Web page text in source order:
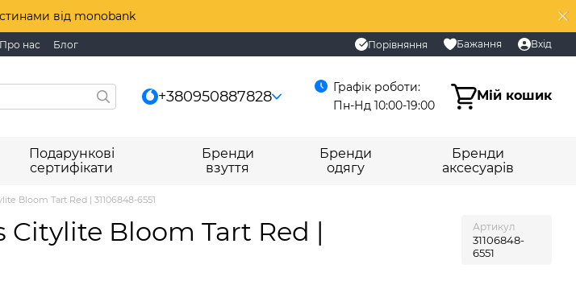
від monobank
Про нас Блог Порівняння Бажання Вхід
+380950887828
Графік роботи:
Пн-Нд 10:00-19:00
Мій кошик
Подарункові
сертифікати
Бренди
взуття
Бренди
одягу
Бренди
аксесуарів
Bloom Tart Red | 31106848-6551
Bloom Tart Red |
Артикул
31106848-
6551